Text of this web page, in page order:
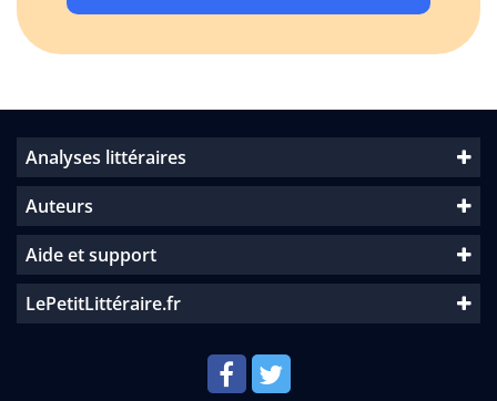
Analyses littéraires
Auteurs
Aide et support
LePetitLittéraire.fr